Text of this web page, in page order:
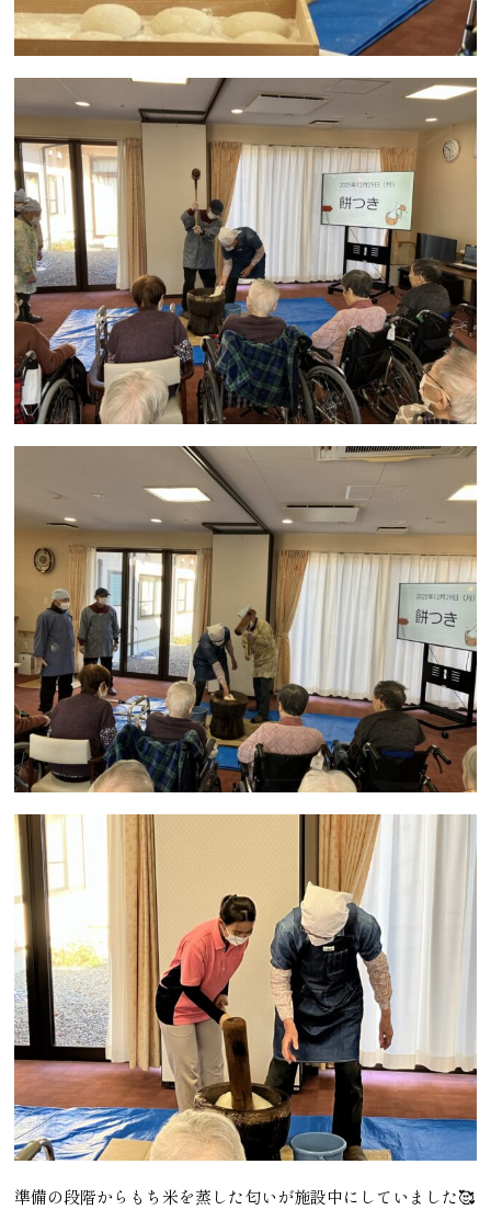
準備の段階からもち米を蒸した匂いが施設中にしていました🥰